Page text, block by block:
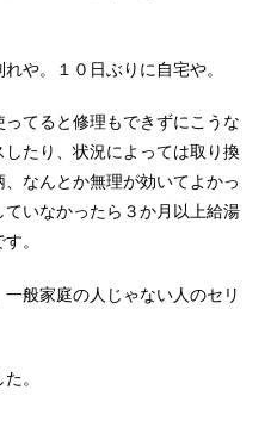
や。１０日ぶりに自宅や。
てると修理もできずにこうな
たり、状況によっては取り換
なんとか無理が効いてよかっ
いなかったら３か月以上給湯
。
般家庭の人じゃない人のセリ
。